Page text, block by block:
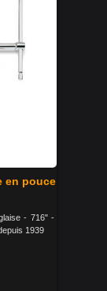
en pouce
- 716" -
1939